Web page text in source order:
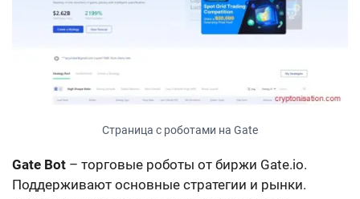
Страница с роботами на Gate
Gate Bot – торговые роботы от биржи Gate.io.
Поддерживают основные стратегии и рынки.